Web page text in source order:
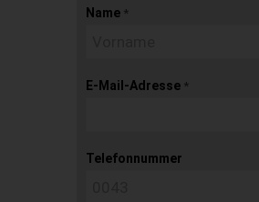
Name *
E-Mail-Adresse *
Telefonnummer